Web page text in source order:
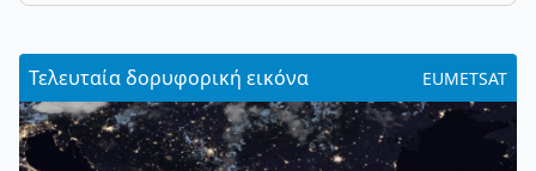
Τελευταία δορυφορική εικόνα EUMETSAT